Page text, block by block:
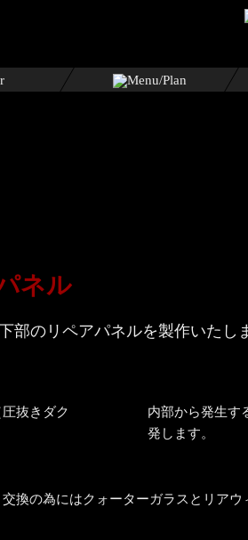
ネル
部のリペアパネルを製作いたし
抜きダク
内部から発生す
発します。
換の為にはクォーターガラスとリア